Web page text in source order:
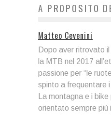
A PROPOSITO
Matteo Cevenini
Dopo aver ritrovato
la MTB nel 2017
passione per “le
spinto a frequentare
La montagna e i
orientato sempre più